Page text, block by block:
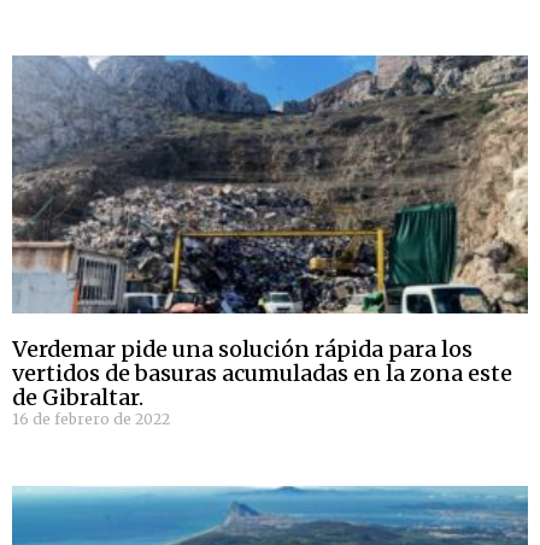
Verdemar pide una solución rápida para los
vertidos de basuras acumuladas en la zona este
de Gibraltar.
16 de febrero de 2022